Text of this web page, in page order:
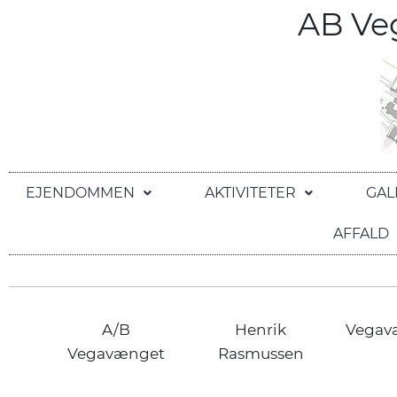
AB
EJENDOMMEN AKTIVITETER
AFFALD
A/B
Vegavænget
Henrik
Rasmussen